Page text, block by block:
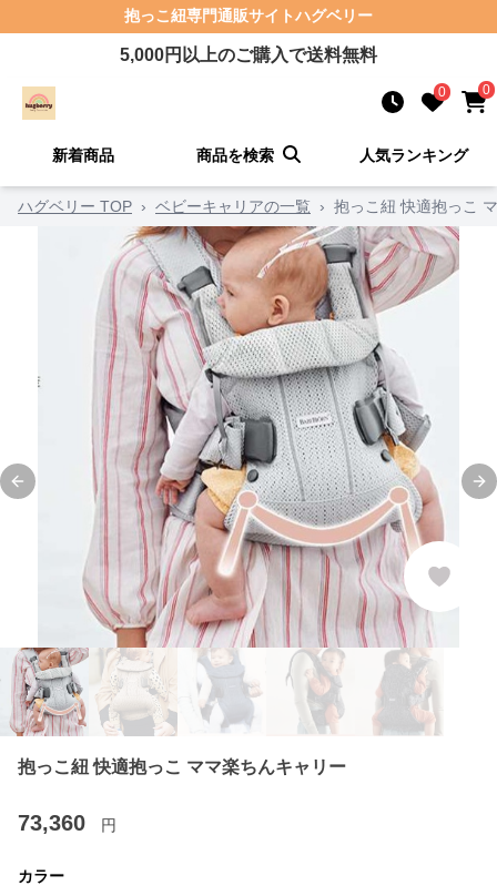
抱っこ紐専門通販サイトハグベリー
5,000円以上のご購入で送料無料
0 0
新着商品 商品を検索 人気ランキング
ハグベリー TOP › ベビーキャリアの一覧 › 抱っこ紐 快適抱っこ
Previous slide
抱っこ紐 快適抱っこ ママ楽ちんキャリー
73,360 円
カラー